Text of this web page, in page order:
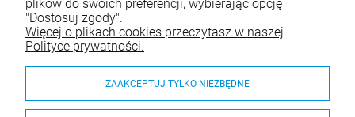
Pomoc
Moje konto
Płatności i dostawa
Informacje
plików do swoich preferencji, wybierając opcję
"Dostosuj zgody".
Więcej o plikach cookies przeczytasz w naszej
Polityce prywatności.
ZAAKCEPTUJ TYLKO NIEZBĘDNE